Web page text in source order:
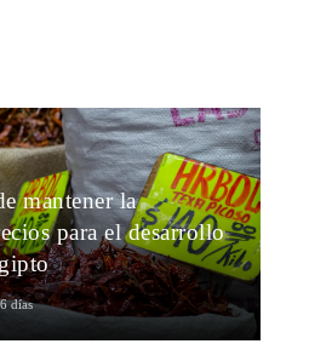
mantener la
para el desarrollo
días